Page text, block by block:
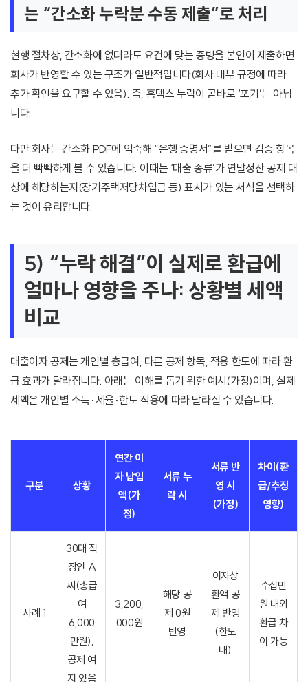
는 “간소화 누락분 수동 제출”로 처리
현행 절차상, 간소화에 없더라도 요건에 맞는 증빙을 본인이 제출하면
회사가 반영할 수 있는 구조가 일반적입니다(회사 내부 규정에 따라
추가 확인을 요구할 수 있음). 즉, 홈택스 누락이 곧바로 ‘포기’는 아닙
니다.
다만 회사는 간소화 PDF에 익숙해 “은행 증명서”를 받으면 검증 항목
을 더 빡빡하게 볼 수 있습니다. 이때는 ‘대출 종류’가 연말정산 공제 대
상에 해당하는지(장기주택저당차입금 등) 표시가 있는 서식을 선택하
는 것이 유리합니다.
5) “누락 해결”이 실제로 환급에
얼마나 영향을 주나: 상황별 세액
비교
대출이자 공제는 개인별 총급여, 다른 공제 항목, 적용 한도에 따라 환
급 효과가 달라집니다. 아래는 이해를 돕기 위한 예시(가정)이며, 실제
세액은 개인별 소득·세율·한도 적용에 따라 달라질 수 있습니다.
구분 상황
연간 이
자 납입
액(가
정)
서류 누
락 시
서류 반
영 시
(가정)
차이(환
급/추징
영향)
사례 1
30대 직
장인 A
씨(총급
여
6,000
만원),
공제 여
지 있음
3,200,
000원
해당 공
제 0원
반영
이자상
환액 공
제 반영
(한도
내)
수십만
원 내외
환급 차
이 가능